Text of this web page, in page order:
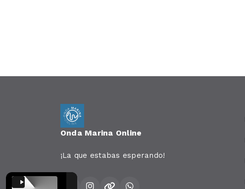
Onda Marina Online
¡La que estabas esperando!